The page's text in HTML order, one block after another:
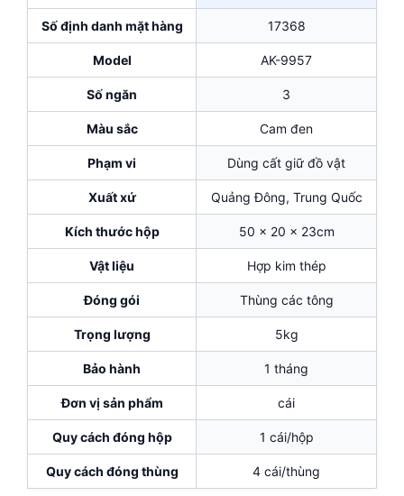
Số định danh mặt hàng 17368
Model AK-9957
Số ngăn 3
Màu sắc Cam đen
Phạm vi Dùng cất giữ đồ vật
Xuất xứ Quảng Đông, Trung Quốc
Kích thước hộp 50 x 20 x 23cm
Vật liệu Hợp kim thép
Đóng gói Thùng các tông
Trọng lượng 5kg
Bảo hành 1 tháng
Đơn vị sản phẩm cái
Quy cách đóng hộp 1 cái/hộp
Quy cách đóng thùng 4 cái/thùng